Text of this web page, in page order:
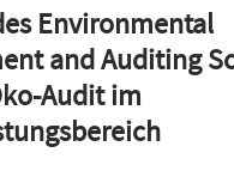
Environmental
and Auditing
Audit im